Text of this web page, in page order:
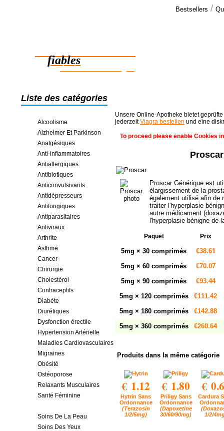
Bestsellers /
fiables
des économies en ligne
Liste des catégories
Alcoolisme
Alzheimer Et Parkinson
Analgésiques
Anti-inflammatoires
Antiallergiques
Antibiotiques
Anticonvulsivants
Antidépresseurs
Antifongiques
Antiparasitaires
Antiviraux
Arthrite
Asthme
Cancer
Chirurgie
Cholestérol
Contraceptifs
Diabète
Diurétiques
Dysfonction érectile
Hypertension Artérielle
Maladies Cardiovasculaires
Migraines
Obésité
Ostéoporose
Relaxants Musculaires
Santé Féminine
Soins De La Peau
Soins Des Yeux
Unsere Online-Apotheke bietet
jederzeitViagra bestellen und eine
To proceed please enable Cookies
Proscar Générique est
élargissement de la
également utilisé afin de
traiter l'hyperplasie
autre médicament
l'hyperplasie bénigne de
Paquet Prix
5mg × 30 comprimés
€38.61
5mg × 60 comprimés
€70.07
5mg × 90 comprimés
€93.44
5mg × 120 comprimés
€111.42
5mg × 180 comprimés
€142.88
5mg × 360 comprimés
€260.64
Produits dans la même catégorie
€ 1.12
Hytrin Sans
Ordonnance
(Terazosin
1/2/5mg)
€ 1.80
Priligy Sans
Ordonnance
(Dapoxetine
30/60/90mg)
€
Cardura
1/2/